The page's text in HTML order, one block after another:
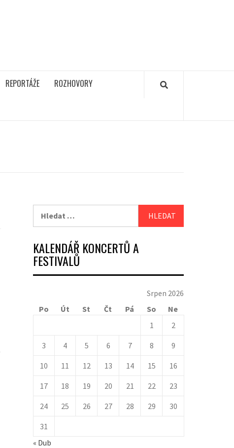
REPORTÁŽE ROZHOVORY
KALENDÁŘ KONCERTŮ A
FESTIVALŮ
Srpen 2026
Po
Út St Čt Pá So
Ne
1
2
3 4 5 6 7 8 9
10 11 12 13 14 15 16
17 18 19 20 21 22 23
24 25 26 27 28 29 30
31
« Dub